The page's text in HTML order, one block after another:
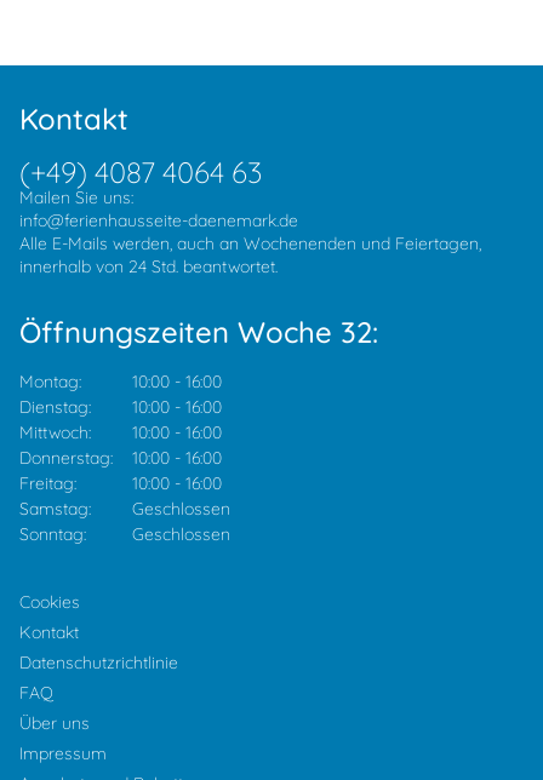
Kontakt
(+49) 4087 4064 63
Mailen Sie uns:
info@ferienhausseite-daenemark.de
Alle E-Mails werden, auch an Wochenenden und Feiertagen,
innerhalb von 24 Std. beantwortet.
Öffnungszeiten Woche 32:
Montag: 10:00 - 16:00
Dienstag:
10:00 - 16:00
Mittwoch:
10:00 - 16:00
Donnerstag:
10:00 - 16:00
Freitag:
10:00 - 16:00
Samstag:
Geschlossen
Sonntag:
Geschlossen
Cookies
Kontakt
Datenschutzrichtlinie
FAQ
Über uns
Impressum